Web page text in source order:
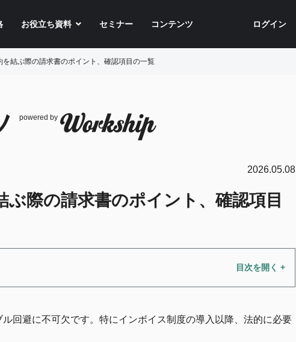
お役立ち資料 セミナー コンテンツ ログイン
を結ぶ際の請求書のポイント、確認項目の一覧
powered by
2026.05.08
ぶ際の請求書のポイント、確認項目
回避に不可欠です。特にインボイス制度の導入以降、法的に必要